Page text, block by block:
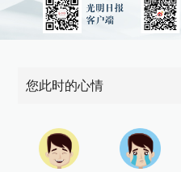
您此时的心情